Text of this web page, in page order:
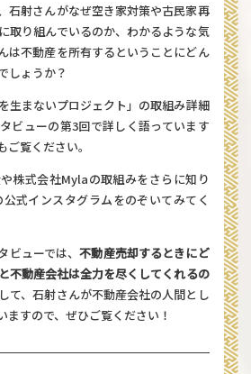
石射さんがなぜ空き家対策や古民家再
取り組んでいるのか、わかるような気
は不動産を所有するということにどん
しょうか？
生まないプロジェクト」の取組み詳細
ビューの第3回で詳しく語っています
覧ください。
株式会社Mylaの取組みをさらに知り
式インスタグラムをのぞいてみてく
ビューでは、不動産売却するときにど
不動産会社は全力を尽くしてくれるの
て、石射さんが不動産会社の人間とし
ますので、ぜひご覧ください！